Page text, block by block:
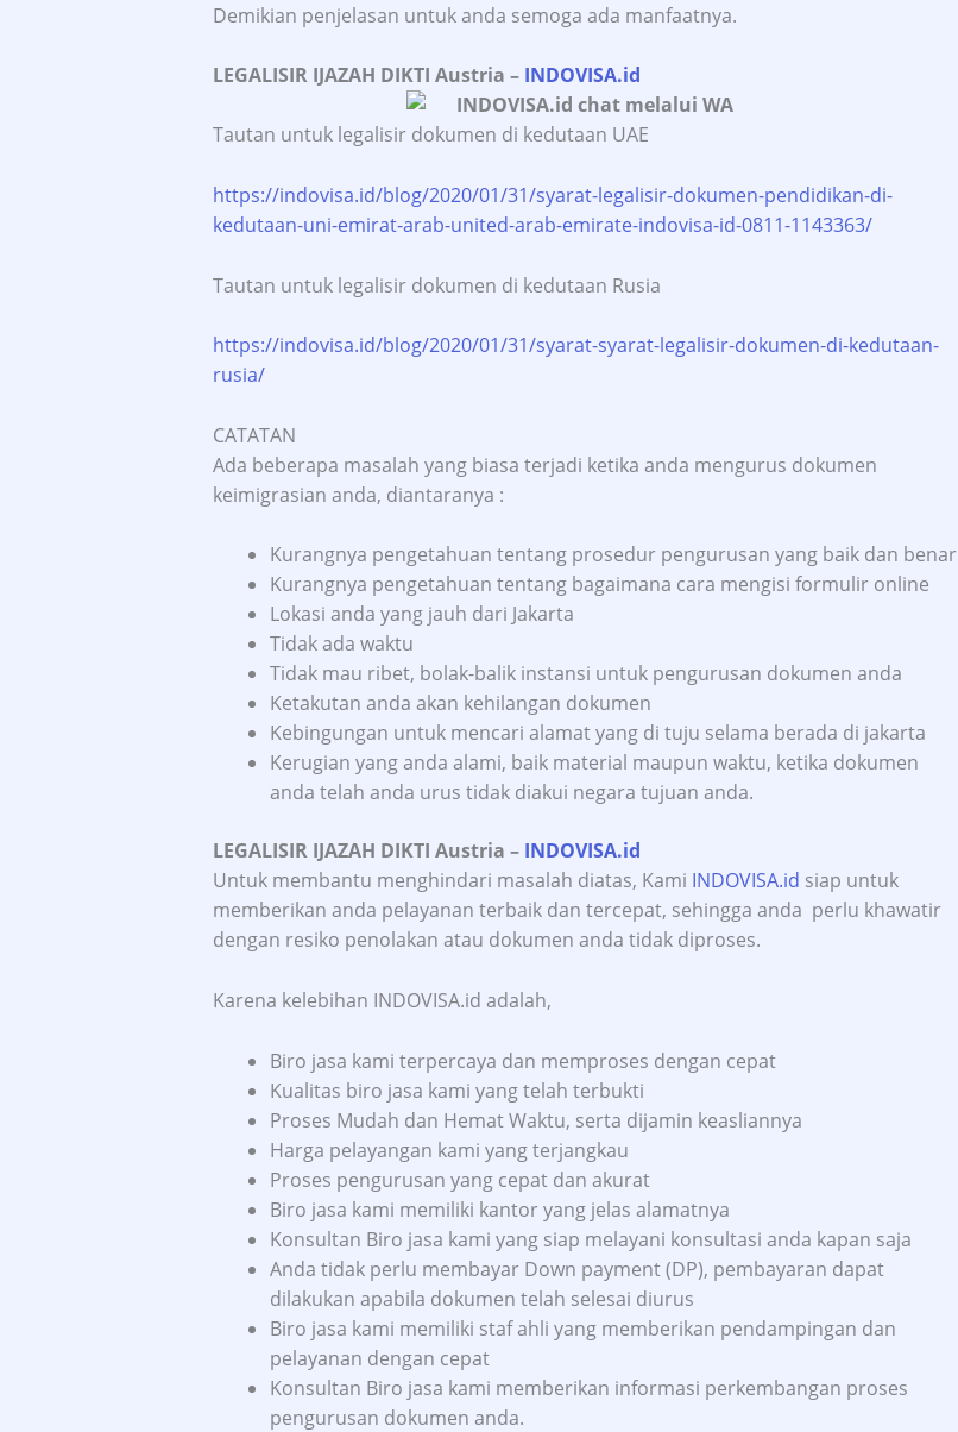
Demikian penjelasan untuk anda semoga ada manfaatnya.
LEGALISIR IJAZAH DIKTI Austria – INDOVISA.id
Tautan untuk legalisir dokumen di kedutaan UAE
https://indovisa.id/blog/2020/01/31/syarat-legalisir-dokumen-pendidikan-di-
kedutaan-uni-emirat-arab-united-arab-emirate-indovisa-id-0811-1143363/
Tautan untuk legalisir dokumen di kedutaan Rusia
https://indovisa.id/blog/2020/01/31/syarat-syarat-legalisir-dokumen-di-kedutaan-
rusia/
CATATAN
Ada beberapa masalah yang biasa terjadi ketika anda mengurus dokumen
keimigrasian anda, diantaranya :
Kurangnya pengetahuan tentang prosedur pengurusan yang baik dan benar
Kurangnya pengetahuan tentang bagaimana cara mengisi formulir online
Lokasi anda yang jauh dari Jakarta
Tidak ada waktu
Tidak mau ribet, bolak-balik instansi untuk pengurusan dokumen anda
Ketakutan anda akan kehilangan dokumen
Kebingungan untuk mencari alamat yang di tuju selama berada di jakarta
Kerugian yang anda alami, baik material maupun waktu, ketika dokumen
anda telah anda urus tidak diakui negara tujuan anda.
LEGALISIR IJAZAH DIKTI Austria – INDOVISA.id
Untuk membantu menghindari masalah diatas, Kami INDOVISA.id siap untuk
memberikan anda pelayanan terbaik dan tercepat, sehingga anda perlu khawatir
dengan resiko penolakan atau dokumen anda tidak diproses.
Karena kelebihan INDOVISA.id adalah,
Biro jasa kami terpercaya dan memproses dengan cepat
Kualitas biro jasa kami yang telah terbukti
Proses Mudah dan Hemat Waktu, serta dijamin keasliannya
Harga pelayangan kami yang terjangkau
Proses pengurusan yang cepat dan akurat
Biro jasa kami memiliki kantor yang jelas alamatnya
Konsultan Biro jasa kami yang siap melayani konsultasi anda kapan saja
Anda tidak perlu membayar Down payment (DP), pembayaran dapat
dilakukan apabila dokumen telah selesai diurus
Biro jasa kami memiliki staf ahli yang memberikan pendampingan dan
pelayanan dengan cepat
Konsultan Biro jasa kami memberikan informasi perkembangan proses
pengurusan dokumen anda.